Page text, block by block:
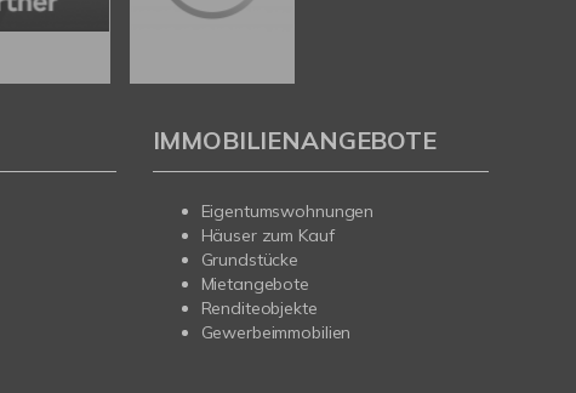
IMMOBILIENANGEBOTE
Eigentumswohnungen
Häuser zum Kauf
Grundstücke
Mietangebote
Renditeobjekte
Gewerbeimmobilien